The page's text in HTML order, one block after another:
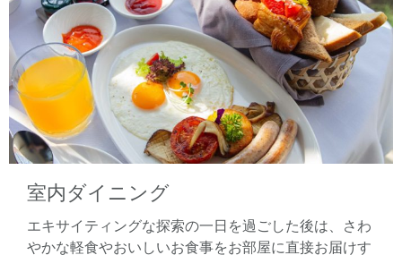
室内ダイニング
エキサイティングな探索の一日を過ごした後は、さわ
やかな軽食やおいしいお食事をお部屋に直接お届けす